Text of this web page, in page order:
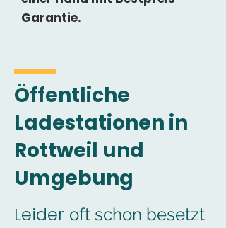
Garantie.
Öffentliche
Ladestationen in
Rottweil und
Umgebung
Leider oft schon besetzt